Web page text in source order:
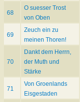
68
O suesser Trost
von Oben
69
Zeuch ein zu
meinen Thoren!
70
Dankt dem Herrn,
der Muth und
Stärke
71
Von Groenlands
Eisgestaden